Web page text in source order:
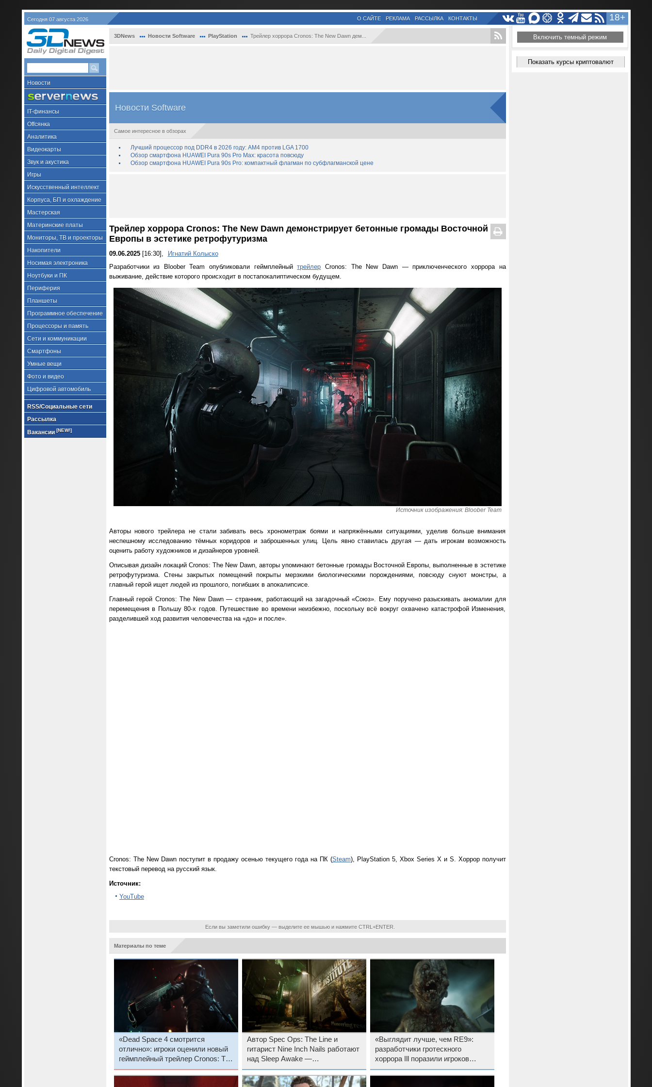
Сегодня 07 августа 2026 18+
О САЙТЕ РЕКЛАМА РАССЫЛКА КОНТАКТЫ
Новости
IT-финансы
Offсянка
Аналитика
Видеокарты
Звук и акустика
Игры
Искусственный интеллект
Корпуса, БП и охлаждение
Мастерская
Материнские платы
Мониторы, ТВ и проекторы
Накопители
Носимая электроника
Ноутбуки и ПК
Периферия
Планшеты
Программное обеспечение
Процессоры и память
Сети и коммуникации
Смартфоны
Умные вещи
Фото и видео
Цифровой автомобиль
RSS/Социальные сети
Рассылка
Вакансии [NEW!]
3DNews Новости Software PlayStation Трейлер хоррора Cronos: The New Dawn дем...
Новости Software
Самое интересное в обзорах
Лучший процессор под DDR4 в 2026 году: AM4 против LGA 1700
Обзор смартфона HUAWEI Pura 90s Pro Max: красота повсюду
Обзор смартфона HUAWEI Pura 90s Pro: компактный флагман по субфлагманской цене
Трейлер хоррора Cronos: The New Dawn демонстрирует бетонные громады Восточной
Европы в эстетике ретрофутуризма
09.06.2025[16:30],
Игнатий Колыско
Разработчики из Bloober Team опубликовали геймплейныйтрейлер Cronos: The New Dawn — приключенческого хоррора на
выживание, действие которого происходит в постапокалиптическом будущем.
Источник изображения: Bloober Team
Авторы нового трейлера не стали забивать весь хронометраж боями и напряжёнными ситуациями, уделив больше внимания
неспешному исследованию тёмных коридоров и заброшенных улиц. Цель явно ставилась другая — дать игрокам возможность
оценить работу художников и дизайнеров уровней.
Описывая дизайн локаций Cronos: The New Dawn, авторы упоминают бетонные громады Восточной Европы, выполненные в эстетике
ретрофутуризма. Стены закрытых помещений покрыты мерзкими биологическими порождениями, повсюду снуют монстры, а
главный герой ищет людей из прошлого, погибших в апокалипсисе.
Главный герой Cronos: The New Dawn — странник, работающий на загадочный «Союз». Ему поручено разыскивать аномалии для
перемещения в Польшу 80-х годов. Путешествие во времени неизбежно, поскольку всё вокруг охвачено катастрофой Изменения,
разделившей ход развития человечества на «до» и после».
Cronos: The New Dawn поступит в продажу осенью текущего года на ПК (Steam), PlayStation 5, Xbox Series X и S. Хоррор получит
текстовый перевод на русский язык.
Источник:
YouTube
Если вы заметили ошибку — выделите ее мышью и нажмите CTRL+ENTER.
Материалы по теме
«Dead Space 4 смотрится
отлично»: игроки оценили новый
геймплейный трейлер Cronos: The
New Dawn от авторов ремейка
Silent Hill 2
Автор Spec Ops: The Line и
гитарист Nine Inch Nails работают
над Sleep Awake —
психоделическим хоррором про
вечную бессонницу
«Выглядит лучше, чем RE9»:
разработчики гротескного
хоррора Ill поразили игроков
новым геймплейным трейлером
Включить темный режим
Показать курсы криптовалют